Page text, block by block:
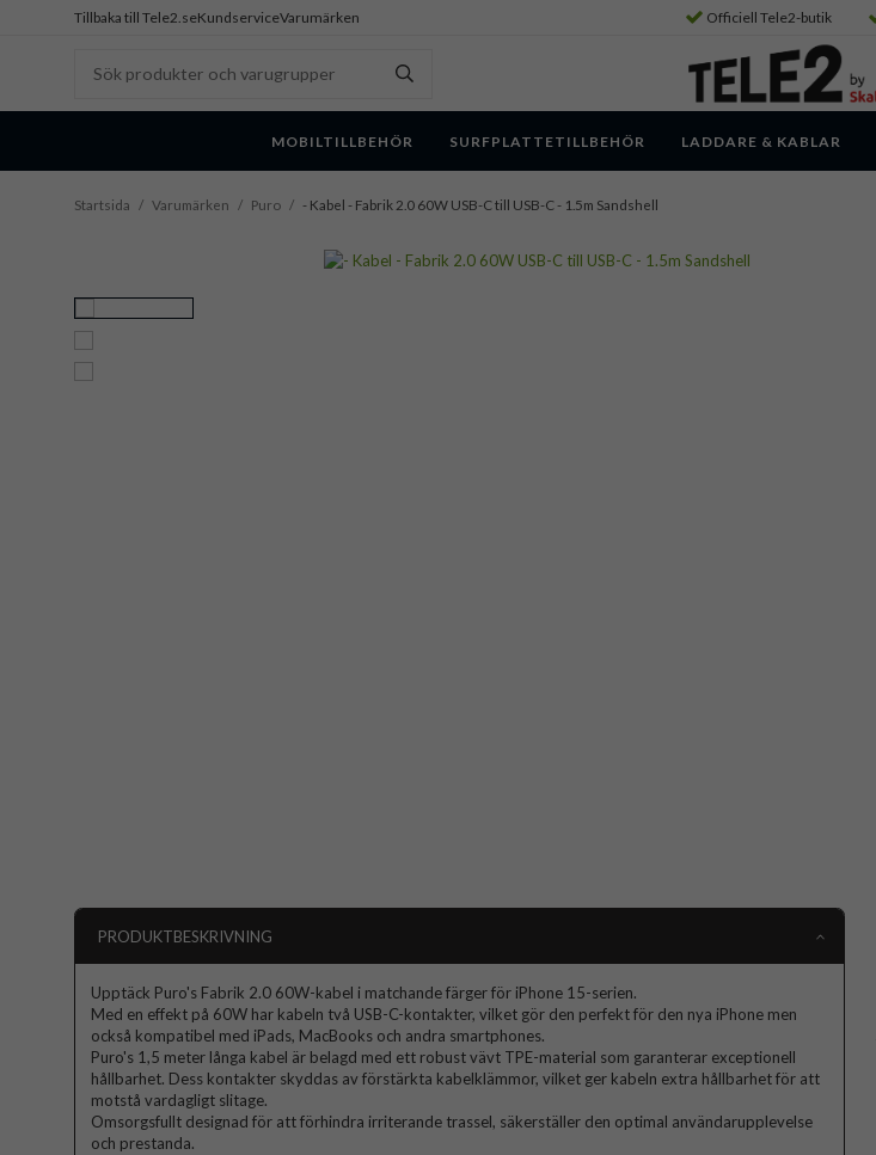
Tillbaka till Tele2.seKundserviceVarumärken Officiell Tele2-butik
MOBILTILLBEHÖR SURFPLATTETILLBEHÖR LADDARE & KABLAR
Startsida / Varumärken / Puro / - Kabel - Fabrik 2.0 60W USB-C till USB-C - 1.5m Sandshell
PRODUKTBESKRIVNING
Upptäck Puro's Fabrik 2.0 60W-kabel i matchande färger för iPhone 15-serien.
Med en effekt på 60W har kabeln två USB-C-kontakter, vilket gör den perfekt för den nya iPhone men
också kompatibel med iPads, MacBooks och andra smartphones.
Puro's 1,5 meter långa kabel är belagd med ett robust vävt TPE-material som garanterar exceptionell
hållbarhet. Dess kontakter skyddas av förstärkta kabelklämmor, vilket ger kabeln extra hållbarhet för att
motstå vardagligt slitage.
Omsorgsfullt designad för att förhindra irriterande trassel, säkerställer den optimal användarupplevelse
och prestanda.